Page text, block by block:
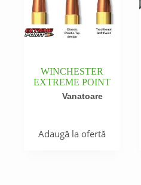
WINCHESTER
EXTREME POINT
Vanatoare
Adaugă la ofertă